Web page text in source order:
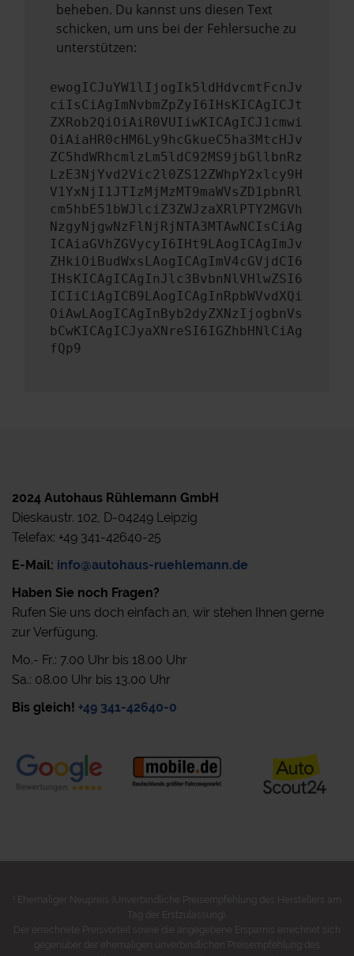
beheben. Du kannst uns diesen Text
schicken, um uns bei der Fehlersuche zu
unterstützen:
ewogICJuYW1lIjogIk5ldHdvcmtFcnJv
ciIsCiAgImNvbmZpZyI6IHsKICAgICJt
ZXRob2QiOiAiR0VUIiwKICAgICJ1cmwi
OiAiaHR0cHM6Ly9hcGkueC5ha3MtcHJv
ZC5hdWRhcmlzLm5ldC92MS9jbGllbnRz
LzE3NjYvd2Vic2l0ZS12ZWhpY2xlcy9H
V1YxNjI1JTIzMjMzMT9maWVsZD1pbnRl
cm5hbE51bWJlciZ3ZWJzaXRlPTY2MGVh
NzgyNjgwNzFlNjRjNTA3MTAwNCIsCiAg
ICAiaGVhZGVycyI6IHt9LAogICAgImJv
ZHkiOiBudWxsLAogICAgImV4cGVjdCI6
IHsKICAgICAgInJlc3BvbnNlVHlwZSI6
ICIiCiAgICB9LAogICAgInRpbWVvdXQi
OiAwLAogICAgInByb2dyZXNzIjogbnVs
bCwKICAgICJyaXNreSI6IGZhbHNlCiAg
fQp9
2024 Autohaus Rühlemann GmbH
Dieskaustr. 102, D-04249 Leipzig
Telefax: +49 341-42640-25
E-Mail: info@autohaus-ruehlemann.de
Haben Sie noch Fragen?
Rufen Sie uns doch einfach an, wir stehen Ihnen gerne
zur Verfügung.
Mo.- Fr.: 7.00 Uhr bis 18.00 Uhr
Sa.: 08.00 Uhr bis 13.00 Uhr
Bis gleich! +49 341-42640-0
Ehemaliger Neupreis (Unverbindliche Preisempfehlung des Herstellers am
Tag der Erstzulassung).
Der errechnete Preisvorteil sowie die angegebene Ersparnis errechnet sich
gegenüber der ehemaligen unverbindlichen Preisempfehlung des